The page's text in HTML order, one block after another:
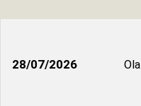
28/07/2026